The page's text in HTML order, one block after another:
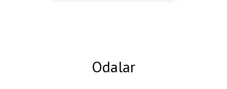
Odalar